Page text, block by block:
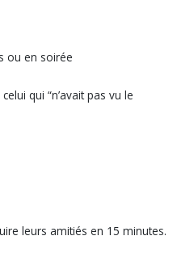
ou en soirée
qui “n’avait pas vu le
leurs amitiés en 15 minutes.